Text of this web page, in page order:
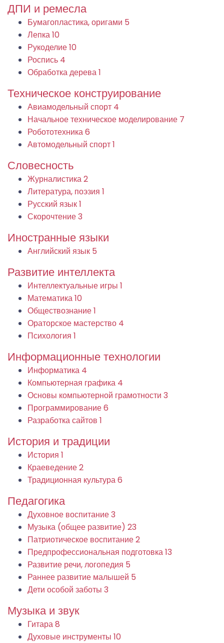
ДПИ и ремесла
Бумагопластика, оригами 5
Лепка10
Рукоделие10
Роспись 4
Обработка дерева1
Техническое конструирование
Авиамодельный спорт 4
Начальное техническое моделирование 7
Робототехника6
Автомодельный спорт1
Словесность
Журналистика2
Литература, поэзия 1
Русский язык1
Скорочтение3
Иностранные языки
Английский язык 5
Развитие интеллекта
Интеллектуальные игры 1
Математика10
Обществознание1
Ораторское мастерство 4
Психология 1
Информационные технологии
Информатика 4
Компьютерная графика 4
Основы компьютерной грамотности 3
Программирование6
Разработка сайтов 1
История и традиции
История 1
Краеведение2
Традиционная культура6
Педагогика
Духовное воспитание3
Музыка (общее развитие) 23
Патриотическое воспитание2
Предпрофессиональная подготовка13
Развитие речи, логопедия 5
Раннее развитие малышей 5
Дети особой заботы 3
Музыка и звук
Гитара8
Духовые инструменты 10